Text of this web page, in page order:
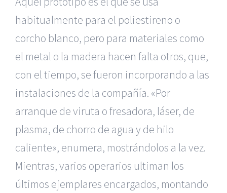
habitualmente para el poliestireno o
corcho blanco, pero para materiales como
el metal o la madera hacen falta otros, que,
con el tiempo, se fueron incorporando a las
instalaciones de la compañía. «Por
arranque de viruta o fresadora, láser, de
plasma, de chorro de agua y de hilo
caliente», enumera, mostrándolos a la vez.
Mientras, varios operarios ultiman los
últimos ejemplares encargados, montando